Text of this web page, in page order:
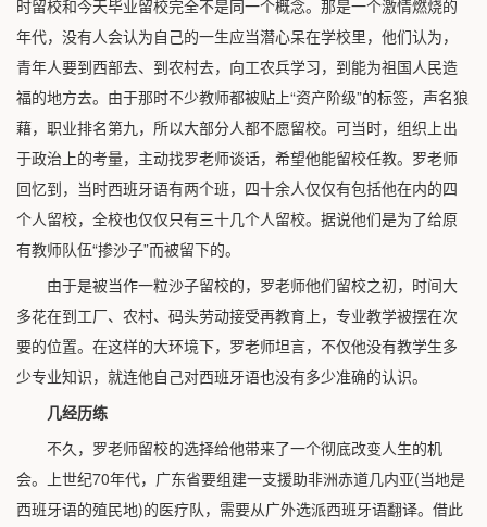
时留校和今天毕业留校完全不是同一个概念。那是一个激情燃烧的
年代，没有人会认为自己的一生应当潜心呆在学校里，他们认为，
青年人要到西部去、到农村去，向工农兵学习，到能为祖国人民造
福的地方去。由于那时不少教师都被贴上“资产阶级”的标签，声名狼
藉，职业排名第九，所以大部分人都不愿留校。可当时，组织上出
于政治上的考量，主动找罗老师谈话，希望他能留校任教。罗老师
回忆到，当时西班牙语有两个班，四十余人仅仅有包括他在内的四
个人留校，全校也仅仅只有三十几个人留校。据说他们是为了给原
有教师队伍“掺沙子”而被留下的。
由于是被当作一粒沙子留校的，罗老师他们留校之初，时间大
多花在到工厂、农村、码头劳动接受再教育上，专业教学被摆在次
要的位置。在这样的大环境下，罗老师坦言，不仅他没有教学生多
少专业知识，就连他自己对西班牙语也没有多少准确的认识。
几经历练
不久，罗老师留校的选择给他带来了一个彻底改变人生的机
会。上世纪70年代，广东省要组建一支援助非洲赤道几内亚(当地是
西班牙语的殖民地)的医疗队，需要从广外选派西班牙语翻译。借此